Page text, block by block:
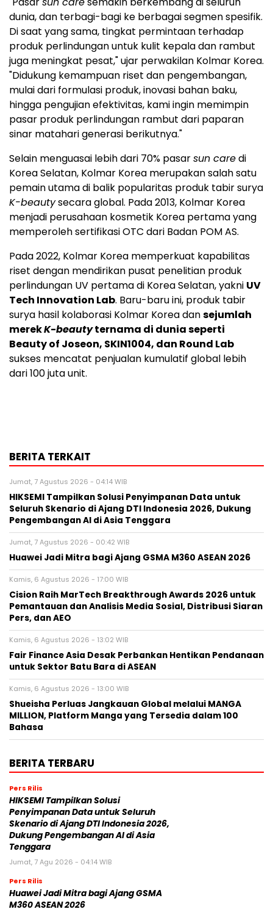
dunia, dan terbagi-bagi ke berbagai segmen spesifik.
Di saat yang sama, tingkat permintaan terhadap
produk perlindungan untuk kulit kepala dan rambut
juga meningkat pesat," ujar perwakilan Kolmar Korea.
"Didukung kemampuan riset dan pengembangan,
mulai dari formulasi produk, inovasi bahan baku,
hingga pengujian efektivitas, kami ingin memimpin
pasar produk perlindungan rambut dari paparan
sinar matahari generasi berikutnya."
Selain menguasai lebih dari 70% pasarsun caredi
Korea Selatan, Kolmar Korea merupakan salah satu
pemain utama di balik popularitas produk tabir surya
K-beautysecara global. Pada 2013, Kolmar Korea
menjadi perusahaan kosmetik Korea pertama yang
memperoleh sertifikasi OTC dari Badan POM AS.
Pada 2022, Kolmar Korea memperkuat kapabilitas
riset dengan mendirikan pusat penelitian produk
perlindungan UV pertama di Korea Selatan, yakni UV
Tech Innovation Lab. Baru-baru ini, produk tabir
surya hasil kolaborasi Kolmar Korea dansejumlah
merekK-beautyternama di dunia seperti
Beauty of Joseon, SKIN1004, dan Round Lab
sukses mencatat penjualan kumulatif global lebih
dari 100 juta unit.
BERITA TERKAIT
Jumat, 7 Agustus 2026 - 04:14 WIB
HIKSEMI Tampilkan Solusi Penyimpanan Data untuk
Seluruh Skenario di Ajang DTI Indonesia 2026, Dukung
Pengembangan AI di Asia Tenggara
Jumat, 7 Agustus 2026 - 00:42 WIB
Huawei Jadi Mitra bagi Ajang GSMA M360 ASEAN 2026
Kamis, 6 Agustus 2026 - 17:00 WIB
Cision Raih MarTech Breakthrough Awards 2026 untuk
Pemantauan dan Analisis Media Sosial, Distribusi Siaran
Pers, dan AEO
Kamis, 6 Agustus 2026 - 13:02 WIB
Fair Finance Asia Desak Perbankan Hentikan Pendanaan
untuk Sektor Batu Bara di ASEAN
Kamis, 6 Agustus 2026 - 13:00 WIB
Shueisha Perluas Jangkauan Global melalui MANGA
MILLION, Platform Manga yang Tersedia dalam 100
Bahasa
BERITA TERBARU
Pers Rilis
HIKSEMI Tampilkan Solusi
Penyimpanan Data untuk Seluruh
Skenario di Ajang DTI Indonesia 2026,
Dukung Pengembangan AI di Asia
Tenggara
Jumat, 7 Agu 2026 - 04:14 WIB
Pers Rilis
Huawei Jadi Mitra bagi Ajang GSMA
M360 ASEAN 2026